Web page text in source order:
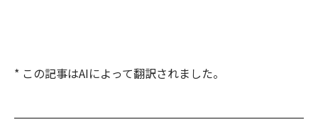
* この記事はAIによって翻訳されました。